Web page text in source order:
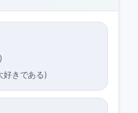
)
好きである)